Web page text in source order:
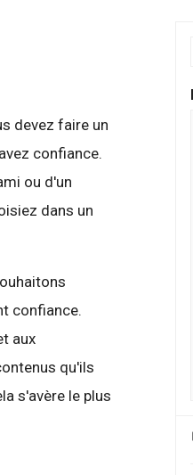
devez faire un
confiance.
ou d'un
dans un
confiance.
aux
qu'ils
s'avère le plus